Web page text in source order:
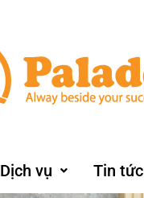
Dịch vụ Tin tức